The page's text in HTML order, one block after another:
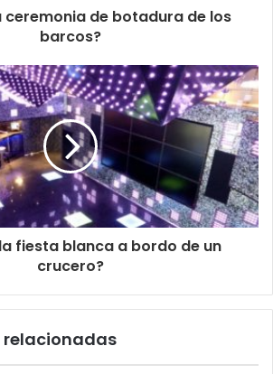
ceremonia de botadura de los
barcos?
fiesta blanca a bordo de un
crucero?
relacionadas